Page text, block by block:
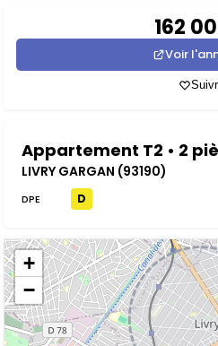
162
Voir
Appartement T2 • 2
LIVRY GARGAN (93190)
DPE D
+
−